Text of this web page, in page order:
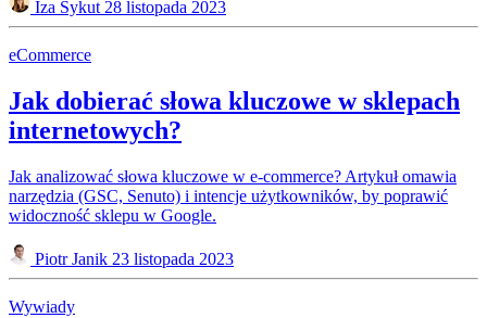
Iza Sykut 28 listopada 2023
eCommerce
Jak dobierać słowa kluczowe w sklepach
internetowych?
Jak analizować słowa kluczowe w e-commerce? Artykuł omawia
narzędzia (GSC, Senuto) i intencje użytkowników, by poprawić
widoczność sklepu w Google.
Piotr Janik 23 listopada 2023
Wywiady